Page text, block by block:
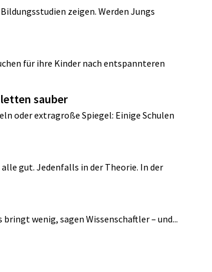
zeigen. Werden Jungs
für ihre Kinder nach entspannteren
sauber
oder extragroße Spiegel: Einige Schulen
gut. Jedenfalls in der Theorie. In der
wenig, sagen Wissenschaftler – und...